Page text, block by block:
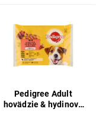
Pedigree Adult
hovädzie & hydinové